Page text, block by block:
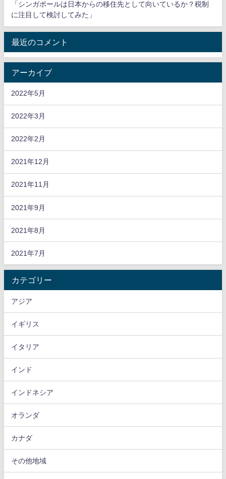
「シンガポールは日本からの移住先として向いているか？税制
に注目して検討してみた」
最近のコメント
アーカイブ
2022年5月
2022年3月
2022年2月
2021年12月
2021年11月
2021年9月
2021年8月
2021年7月
カテゴリー
アジア
イギリス
イタリア
インド
インドネシア
オランダ
カナダ
その他地域